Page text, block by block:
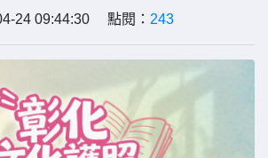
24 09:44:30 點閱： 243